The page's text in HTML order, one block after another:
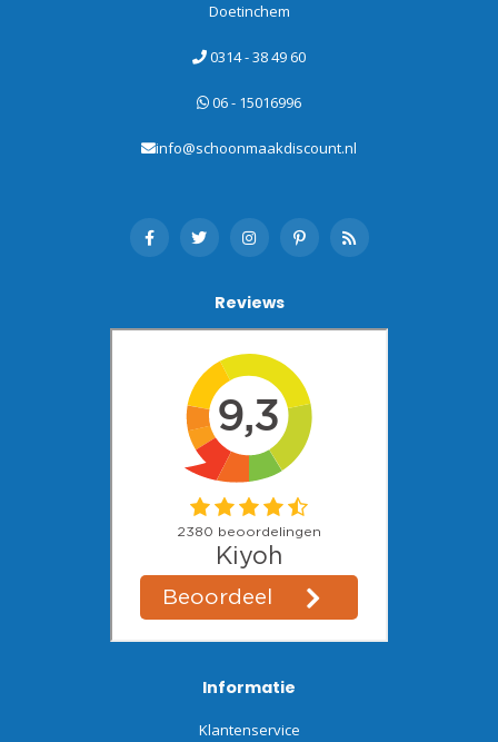
Doetinchem
0314 - 38 49 60
06 - 15016996
info@schoonmaakdiscount.nl
Reviews
Informatie
Klantenservice